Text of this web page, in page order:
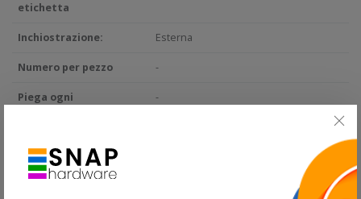
etichetta
Inchiostrazione: Esterna
Numero per pezzo -
Piega ogni -
Stampe per ribbon